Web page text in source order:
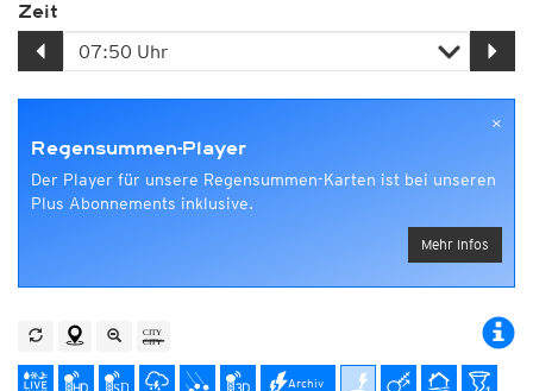
Zeit
×
Regensummen-Player
Der Player für unsere Regensummen-Karten ist bei unseren
Plus Abonnements inklusive.
Mehr Infos
Archiv